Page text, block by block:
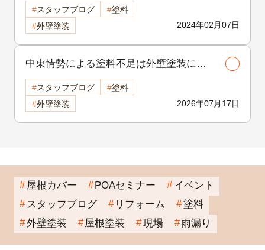
2024年02月07日
スタッフブログ
塗料
外壁塗装
中東情勢による塗料不足は外壁塗装に影
響する？古河市で工事を検討中の方へ
2026年07月17日
スタッフブログ
塗料
外壁塗装
屋根カバー POAセミナー
イベント
スタッフブログ
リフォーム
塗料
外壁塗装
屋根塗装 現場 雨漏り